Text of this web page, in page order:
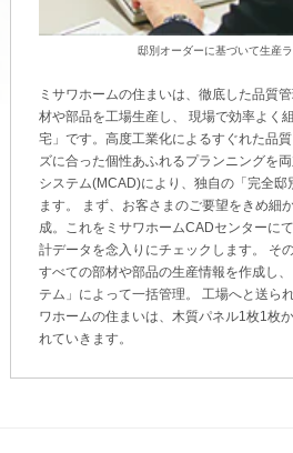
邸別オーダーに基づいて生産
ミサワホームの住まいは、徹底した品質
材や部品を工場生産し、 現場で効率よく
宅」です。高度工業化によるすぐれた品
ズに合った個性あふれるプランニングを
システム(MCAD)により、独自の「完全
ます。 まず、お客さまのご要望をきめ細
成。これをミサワホームCADセンターに
計データを念入りにチェックします。 そ
すべての部材や部品の生産情報を作成し
テム」によって一括管理。 工場へと送ら
ワホームの住まいは、木質パネル1枚1枚
れていきます。